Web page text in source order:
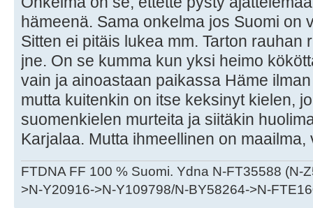
hämeenä. Sama onkelma jos Suomi on
Sitten ei pitäis lukea mm. Tarton rauhan
jne. On se kumma kun yksi heimo
vain ja ainoastaan paikassa Häme
mutta kuitenkin on itse keksinyt kielen,
suomenkielen murteita ja siitäkin
Karjalaa. Mutta ihmeellinen on
FTDNA FF 100 % Suomi. Ydna N-FT35588 (N-
>N-Y20916->N-Y109798/N-BY58264->N-